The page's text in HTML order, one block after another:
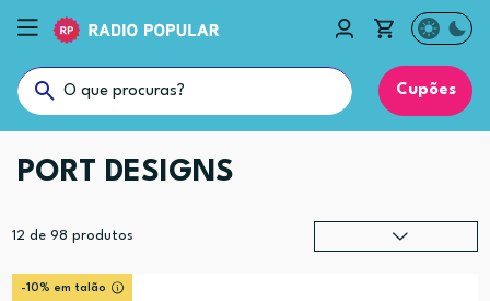
Cupões
PORT DESIGNS
12 de 98 produtos
-10% em talão